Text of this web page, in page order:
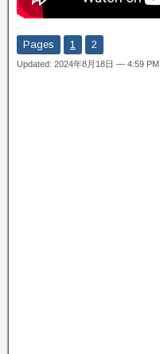
Pages 1 2
Updated: 2024年8月18日 — 4:59 PM